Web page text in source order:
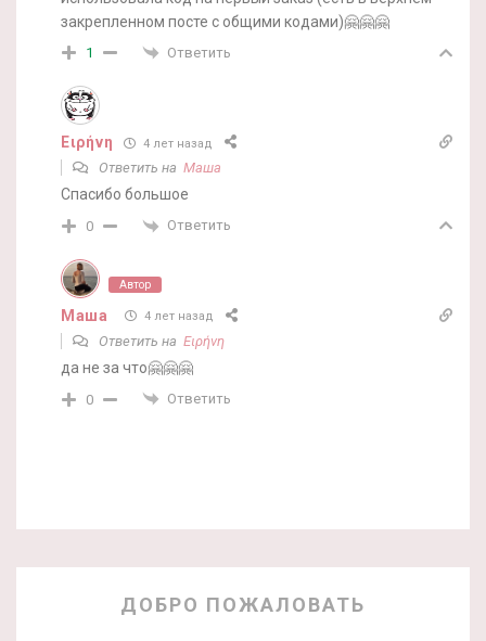
закрепленном посте с общими кодами)🤗🤗🤗
1 Ответить
Ειρήνη 4 лет назад
Ответить на Маша
Спасибо большое
0 Ответить
Автор
Маша 4 лет назад
Ответить на Ειρήνη
да не за что🤗🤗🤗
0 Ответить
ДОБРО ПОЖАЛОВАТЬ